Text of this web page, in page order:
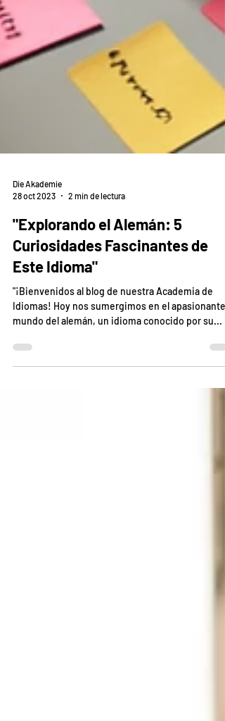
Die Akademie
28 oct 2023
2 min de lectura
"Explorando el Alemán: 5
Curiosidades Fascinantes de
Este Idioma"
"¡Bienvenidos al blog de nuestra Academia de